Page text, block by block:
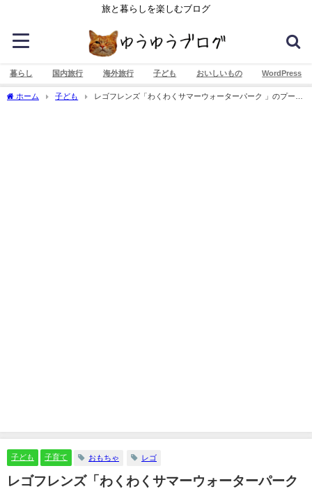
旅と暮らしを楽しむブログ
暮らし 国内旅行 海外旅行 子ども おいしいもの WordPress
ホーム 子ども
レゴフレンズ「わくわくサマーウォーターパーク 」のプール
子ども 子育て おもちゃ レゴ
レゴフレンズ「わくわくサマーウォーターパーク